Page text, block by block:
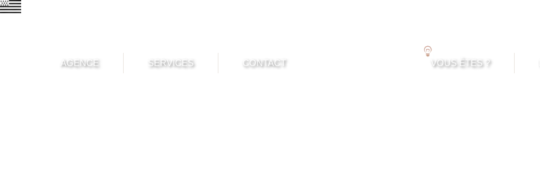
AGENCE SERVICES CONTACT VOUS ÊTES ?